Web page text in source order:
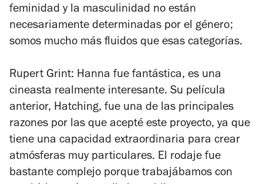
feminidad y la masculinidad no están
necesariamente determinadas por el género;
somos mucho más fluidos que esas categorías.
Rupert Grint: Hanna fue fantástica, es una
cineasta realmente interesante. Su película
anterior, Hatching, fue una de las principales
razones por las que acepté este proyecto, ya que
tiene una capacidad extraordinaria para crear
atmósferas muy particulares. El rodaje fue
bastante complejo porque trabajábamos con